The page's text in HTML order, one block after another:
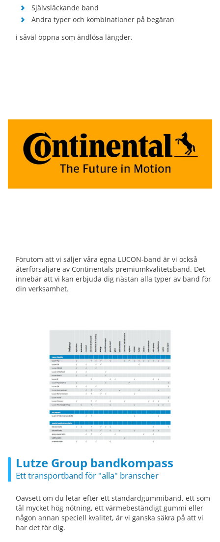
Självsläckande band
Andra typer och kombinationer på begäran
i såväl öppna som ändlösa längder.
Förutom att vi säljer våra egna LUCON-band är vi också
återförsäljare av Continentals premiumkvalitetsband. Det
innebär att vi kan erbjuda dig nästan alla typer av band för
din verksamhet.
Lutze Group bandkompass
Ett transportband för "alla" branscher
Oavsett om du letar efter ett standardgummiband, ett som
tål mycket hög nötning, ett värmebeständigt gummi eller
någon annan speciell kvalitet, är vi ganska säkra på att vi
har det för dig.